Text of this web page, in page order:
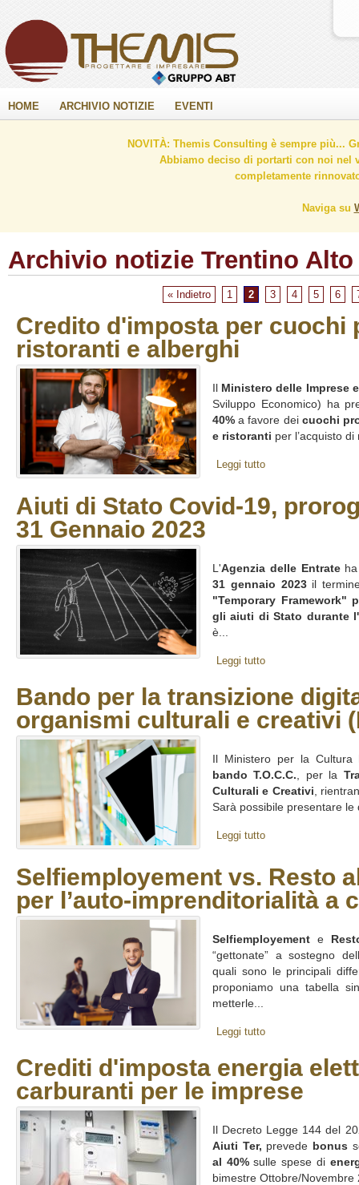
HOME ARCHIVIO NOTIZIE EVENTI
NOVITÀ: Themis Consulting è sempre più...
Abbiamo deciso di portarti con noi nel
completamente
Naviga su
Archivio notizie Trentino Alto
« Indietro 1 2 3 4 5 6
Credito d'imposta per cuochi
ristoranti e alberghi
Ministero delle Imprese
Sviluppo Economico) ha
40% a favore dei cuochi
e ristoranti per l’acquisto di
Leggi tutto
Aiuti di Stato Covid-19,
31 Gennaio 2023
L'Agenzia delle Entrateha
31 gennaio 2023il
"Temporary Framework"
gli aiuti di Stato durante
è...
Leggi tutto
Bando per la transizione
organismi culturali e creativi
Il Ministero per la Cultura
bando T.O.C.C., per la
Culturali e Creativi,
Sarà possibile presentare le
Leggi tutto
Selfiemployement vs. Resto
per l’auto-imprenditorialità a
Selfiemployement e
“gettonate” a sostegno
quali sono le principali
proponiamo una tabella
metterle...
Leggi tutto
Crediti d'imposta energia
carburanti per le imprese
Il Decreto Legge 144 del
Aiuti Ter, prevede bonus
al 40%sulle spese di
bimestre Ottobre/